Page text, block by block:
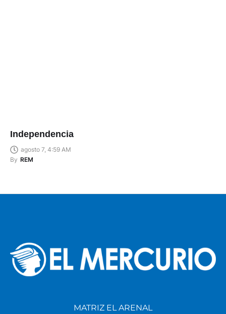
Independencia
agosto 7, 4:59 AM
By REM
MATRIZ EL ARENAL